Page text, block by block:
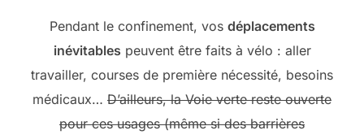
Pendant le confinement, vos déplacements
inévitables peuvent être faits à vélo : aller
travailler, courses de première nécessité, besoins
médicaux… D’ailleurs, la Voie verte reste ouverte
pour ces usages (même si des barrières